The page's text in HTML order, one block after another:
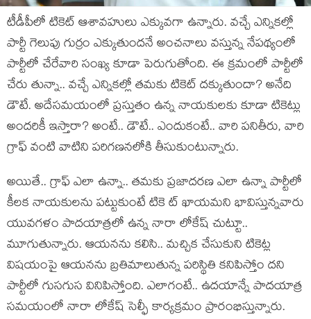
టీడీపీలో టికెట్ ఆశావ‌హులు ఎక్కువ‌గా ఉన్నారు. వ‌చ్చే ఎన్నిక‌ల్లో
పార్టీ గెలుపు గుర్రం ఎక్కుతుంద‌నే అంచ‌నాలు వ‌స్తున్న నేప‌థ్యంలో
పార్టీలో చేరేవారి సంఖ్య కూడా పెరుగుతోంది. ఈ క్ర‌మంలో పార్టీలో
చేరు తున్నా.. వ‌చ్చే ఎన్నిక‌ల్లో త‌మ‌కు టికెట్ ద‌క్కుతుందా? అనేది
డౌటే. అదేస‌మ‌యంలో ప్ర‌స్తుతం ఉన్న నాయ‌కుల‌కు కూడా టికెట్లు
అంద‌రికీ ఇస్తారా? అంటే.. డౌటే.. ఎందుకంటే.. వారి ప‌నితీరు, వారి
గ్రాఫ్ వంటి వాటిని ప‌రిగ‌ణ‌న‌లోకి తీసుకుంటున్నారు.
అయితే.. గ్రాఫ్ ఎలా ఉన్నా.. త‌మ‌కు ప్ర‌జాద‌ర‌ణ ఎలా ఉన్నా పార్టీలో
కీల‌క నాయ‌కుల‌ను ప‌ట్టుకుంటే టికె ట్ ఖాయ‌మ‌ని భావిస్తున్న‌వారు
యువ‌గ‌ళం పాద‌యాత్ర‌లో ఉన్న నారా లోకేష్ చుట్టూ..
మూగుతున్నారు. ఆయ‌న‌ను క‌లిసి.. మ‌చ్చిక చేసుకుని టికెట్ల
విష‌యంపై ఆయ‌న‌ను బ్ర‌తిమాలుతున్న ప‌రిస్థితి క‌నిపిస్తోం ద‌ని
పార్టీలో గుస‌గుస వినిపిస్తోంది. ఎలాగంటే.. ఉద‌యాన్నే పాద‌యాత్ర
స‌మ‌యంలో నారా లోకేష్ సెల్ఫీ కార్య‌క్ర‌మం ప్రారంభిస్తున్నారు.